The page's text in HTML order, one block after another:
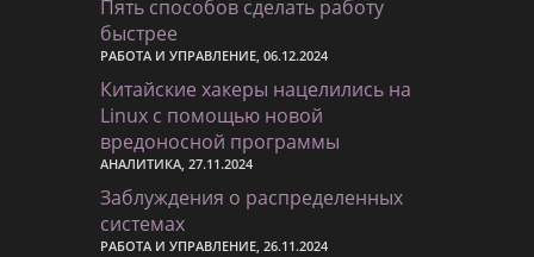
Пять способов сделать работу
быстрее
РАБОТА И УПРАВЛЕНИЕ, 06.12.2024
Китайские хакеры нацелились на
Linux с помощью новой
вредоносной программы
АНАЛИТИКА, 27.11.2024
Заблуждения о распределенных
системах
РАБОТА И УПРАВЛЕНИЕ, 26.11.2024